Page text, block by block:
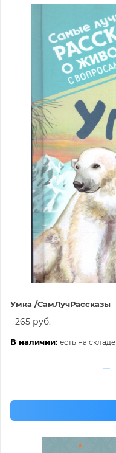
Умка /СамЛучРассказы
265 руб.
В наличии: есть на складе